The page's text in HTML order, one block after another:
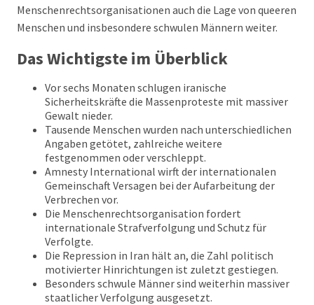
Menschenrechtsorganisationen auch die Lage von queeren
Menschen und insbesondere schwulen Männern weiter.
Das Wichtigste im Überblick
Vor sechs Monaten schlugen iranische
Sicherheitskräfte die Massenproteste mit massiver
Gewalt nieder.
Tausende Menschen wurden nach unterschiedlichen
Angaben getötet, zahlreiche weitere
festgenommen oder verschleppt.
Amnesty International wirft der internationalen
Gemeinschaft Versagen bei der Aufarbeitung der
Verbrechen vor.
Die Menschenrechtsorganisation fordert
internationale Strafverfolgung und Schutz für
Verfolgte.
Die Repression in Iran hält an, die Zahl politisch
motivierter Hinrichtungen ist zuletzt gestiegen.
Besonders schwule Männer sind weiterhin massiver
staatlicher Verfolgung ausgesetzt.